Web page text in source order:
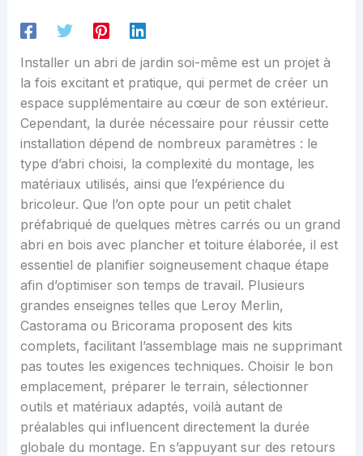
Installer un abri de jardin soi-même est un projet à
la fois excitant et pratique, qui permet de créer un
espace supplémentaire au cœur de son extérieur.
Cependant, la durée nécessaire pour réussir cette
installation dépend de nombreux paramètres : le
type d’abri choisi, la complexité du montage, les
matériaux utilisés, ainsi que l’expérience du
bricoleur. Que l’on opte pour un petit chalet
préfabriqué de quelques mètres carrés ou un grand
abri en bois avec plancher et toiture élaborée, il est
essentiel de planifier soigneusement chaque étape
afin d’optimiser son temps de travail. Plusieurs
grandes enseignes telles que Leroy Merlin,
Castorama ou Bricorama proposent des kits
complets, facilitant l’assemblage mais ne supprimant
pas toutes les exigences techniques. Choisir le bon
emplacement, préparer le terrain, sélectionner
outils et matériaux adaptés, voilà autant de
préalables qui influencent directement la durée
globale du montage. En s’appuyant sur des retours